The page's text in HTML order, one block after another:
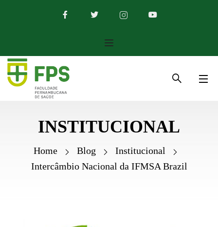
INSTITUCIONAL
Home Blog
Institucional
Intercâmbio Nacional da IFMSA Brazil